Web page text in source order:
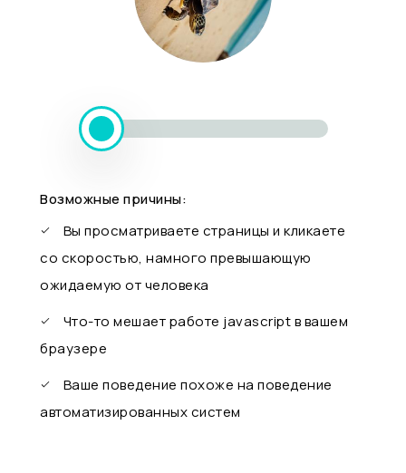
Возможные причины:
Вы просматриваете страницы и кликаете
со скоростью, намного превышающую
ожидаемую от человека
Что-то мешает работе javascript в вашем
браузере
Ваше поведение похоже на поведение
автоматизированных систем